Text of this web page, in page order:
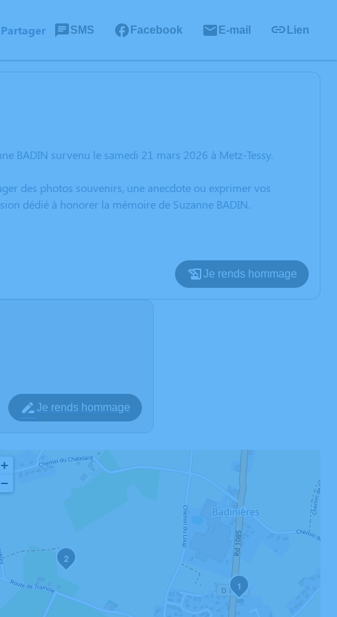
Partager SMS Facebook E-mail Lien
BADIN survenu le samedi 21 mars 2026 à Metz-Tessy.
des photos souvenirs, une anecdote ou exprimer vos
dédié à honorer la mémoire de Suzanne BADIN.
Je rends hommage
Je rends hommage
1
2
+
−